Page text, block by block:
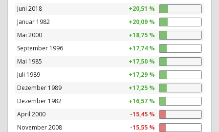
Juni 2018
+20,51 %
Januar 1982
+20,09 %
Mai 2000
+18,75 %
September 1996
+17,74 %
Mai 1985
+17,50 %
Juli 1989
+17,29 %
Dezember 1989
+17,25 %
Dezember 1982
+16,57 %
April 2000
-15,45 %
November 2008
-15,55 %